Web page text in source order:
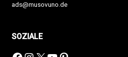
ads@musovuno.de
SOZIALE